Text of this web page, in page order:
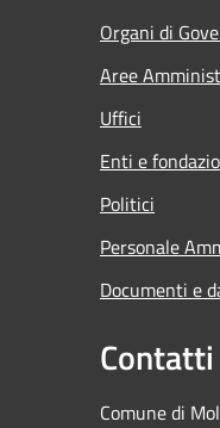
Organi di
Aree
Uffici
Enti e
Politici
Personale
Documenti e
Contatti
Comune di